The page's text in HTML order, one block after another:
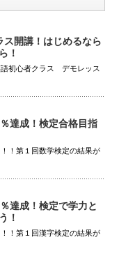
開講！はじめるなら
！
語初心者クラス デモレッス
達成！検定合格目指
！第１回数学検定の結果が
達成！検定で学力と
！
！第１回漢字検定の結果が